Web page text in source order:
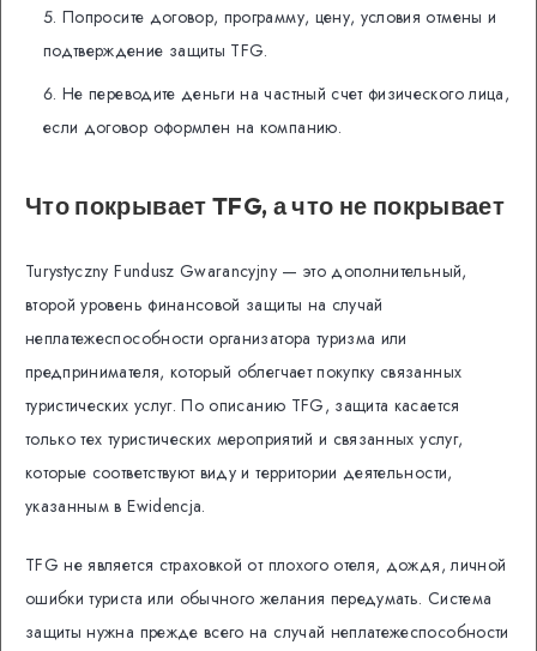
Попросите договор, программу, цену, условия отмены и
подтверждение защиты TFG.
Не переводите деньги на частный счет физического лица,
если договор оформлен на компанию.
Что покрывает TFG, а что не покрывает
Turystyczny Fundusz Gwarancyjny — это дополнительный,
второй уровень финансовой защиты на случай
неплатежеспособности организатора туризма или
предпринимателя, который облегчает покупку связанных
туристических услуг. По описанию TFG, защита касается
только тех туристических мероприятий и связанных услуг,
которые соответствуют виду и территории деятельности,
указанным в Ewidencja.
TFG не является страховкой от плохого отеля, дождя, личной
ошибки туриста или обычного желания передумать. Система
защиты нужна прежде всего на случай неплатежеспособности